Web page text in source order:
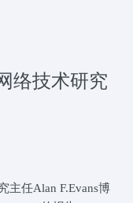
络技术研究
主任Alan F.Evans博